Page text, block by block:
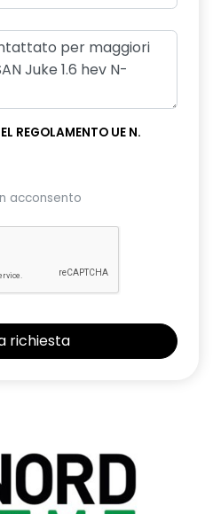
REGOLAMENTO UE N.
acconsento